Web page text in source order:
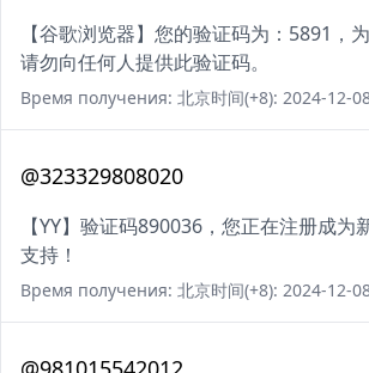
【谷歌浏览器】您的验证码为：5891，
请勿向任何人提供此验证码。
Время получения: 北京时间(+8): 2024-12-
@323329808020
【YY】验证码890036，您正在注册成为
支持！
Время получения: 北京时间(+8): 2024-12-